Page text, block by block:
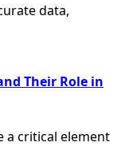
data,
Their Role in
a critical element